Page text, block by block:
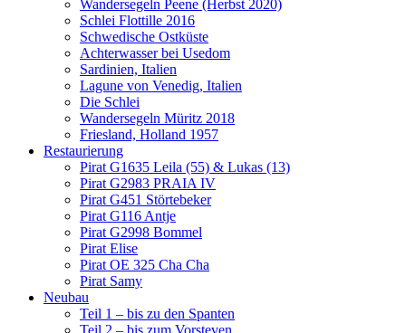
Wandersegeln Peene (Herbst 2020)
Schlei Flottille 2016
Schwedische Ostküste
Achterwasser bei Usedom
Sardinien, Italien
Lagune von Venedig, Italien
Die Schlei
Wandersegeln Müritz 2018
Friesland, Holland 1957
Restaurierung
Pirat G1635 Leila (55) & Lukas (13)
Pirat G2983 PRAIA IV
Pirat G451 Störtebeker
Pirat G116 Antje
Pirat G2998 Bommel
Pirat Elise
Pirat OE 325 Cha Cha
Pirat Samy
Neubau
Teil 1 – bis zu den Spanten